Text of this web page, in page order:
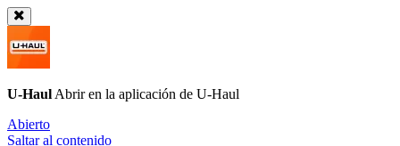
U-Haul Abrir en la aplicación de U-Haul
Abierto
Saltar al contenido